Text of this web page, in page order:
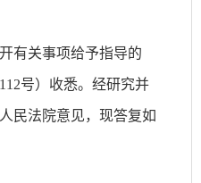
有关事项给予指导的
号）收悉。经研究并
民法院意见，现答复如